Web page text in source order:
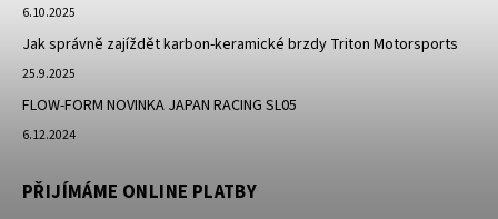
6.10.2025
Jak správně zajíždět karbon-keramické brzdy Triton Motorsports
25.9.2025
FLOW-FORM NOVINKA JAPAN RACING SL05
6.12.2024
PŘIJÍMÁME ONLINE PLATBY